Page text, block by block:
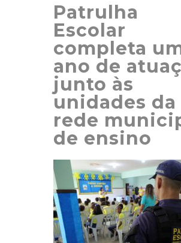
Patrulha
Escolar
completa
ano de
junto às
unidades da
rede
de ensino